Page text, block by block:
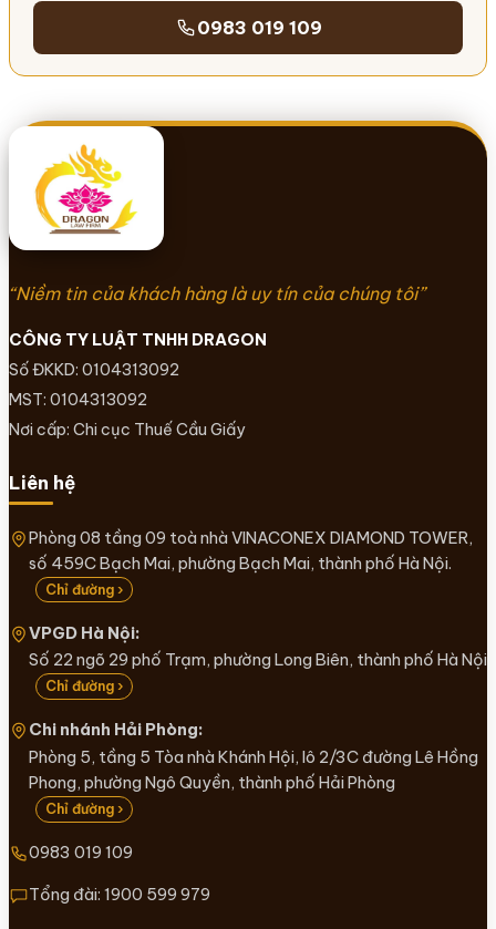
0983 019 109
“Niềm tin của khách hàng là uy tín của chúng tôi”
CÔNG TY LUẬT TNHH DRAGON
Số ĐKKD: 0104313092
MST: 0104313092
Nơi cấp: Chi cục Thuế Cầu Giấy
Liên hệ
Phòng 08 tầng 09 toà nhà VINACONEX DIAMOND TOWER,
số 459C Bạch Mai, phường Bạch Mai, thành phố Hà Nội.
Chỉ đường ›
VPGD Hà Nội:
Số 22 ngõ 29 phố Trạm, phường Long Biên, thành phố Hà Nội
Chỉ đường ›
Chi nhánh Hải Phòng:
Phòng 5, tầng 5 Tòa nhà Khánh Hội, lô 2/3C đường Lê Hồng
Phong, phường Ngô Quyền, thành phố Hải Phòng
Chỉ đường ›
0983 019 109
Tổng đài: 1900 599 979